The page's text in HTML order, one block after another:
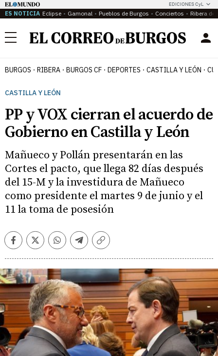
EDICIONES CyL
ES NOTICIA Eclipse Gamonal Pueblos de Burgos Conciertos Ribera del
Menú
BURGOS RIBERA BURGOS CF DEPORTES CASTILLA Y LEÓN
CASTILLA Y LEÓN
PP y VOX cierran el acuerdo de
Gobierno en Castilla y León
Mañueco y Pollán presentarán en las
Cortes el pacto, que llega 82 días después
del 15-M y la investidura de Mañueco
como presidente el martes 9 de junio y el
11 la toma de posesión
FacebookTwitterWhatsappTelegramCopiar